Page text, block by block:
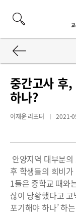
중간고사 후
하나?
이재윤 리포터 2021-
안양지역 대부분
후 학생들의 희비
1들은 중학교 때와
잖이 당황했다고
포기해야 하나’ 하